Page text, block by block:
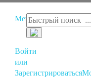
Меню
Войти
или
Зарегистрироваться